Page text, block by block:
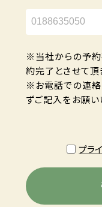
※当社からの予約
約完了とさせて頂
※お電話での連絡
ずご記入をお願い
プラ